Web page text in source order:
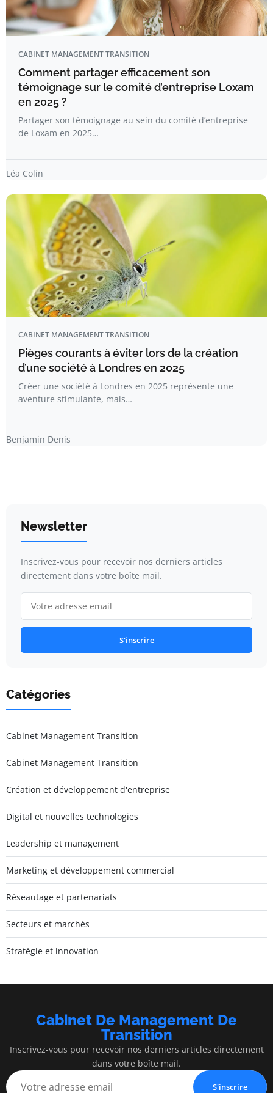
CABINET MANAGEMENT TRANSITION
Comment partager efficacement son
témoignage sur le comité d’entreprise Loxam
en 2025 ?
Partager son témoignage au sein du comité d’entreprise
de Loxam en 2025…
Léa Colin
CABINET MANAGEMENT TRANSITION
Pièges courants à éviter lors de la création
d’une société à Londres en 2025
Créer une société à Londres en 2025 représente une
aventure stimulante, mais…
Benjamin Denis
Newsletter
Inscrivez-vous pour recevoir nos derniers articles
directement dans votre boîte mail.
S'inscrire
Catégories
Cabinet Management Transition
Cabinet Management Transition
Création et développement d'entreprise
Digital et nouvelles technologies
Leadership et management
Marketing et développement commercial
Réseautage et partenariats
Secteurs et marchés
Stratégie et innovation
Cabinet De Management De
Transition
Inscrivez-vous pour recevoir nos derniers articles directement
dans votre boîte mail.
S'inscrire